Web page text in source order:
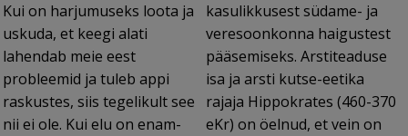
Kui on harjumuseks loota ja
uskuda, et keegi alati
lahendab meie eest
probleemid ja tuleb appi
raskustes, siis tegelikult see
nii ei ole. Kui elu on enam-
kasulikkusest südame- ja
veresoonkonna haigustest
pääsemiseks. Arstiteaduse
isa ja arsti kutse-eetika
rajaja Hippokrates (460-370
eKr) on öelnud, et vein on